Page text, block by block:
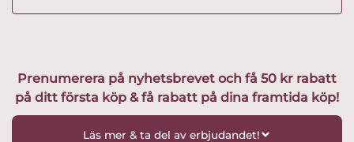
Prenumerera på nyhetsbrevet och få 50 kr rabatt
på ditt första köp & få rabatt på dina framtida köp!
Läs mer & ta del av erbjudandet!